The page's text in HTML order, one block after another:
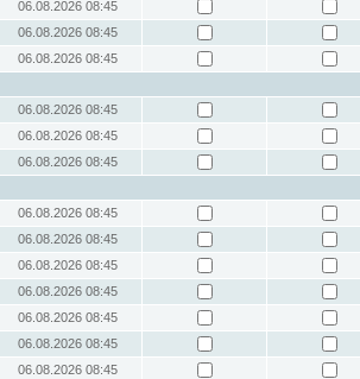
06.08.2026 08:45
06.08.2026 08:45
06.08.2026 08:45
06.08.2026 08:45
06.08.2026 08:45
06.08.2026 08:45
06.08.2026 08:45
06.08.2026 08:45
06.08.2026 08:45
06.08.2026 08:45
06.08.2026 08:45
06.08.2026 08:45
06.08.2026 08:45